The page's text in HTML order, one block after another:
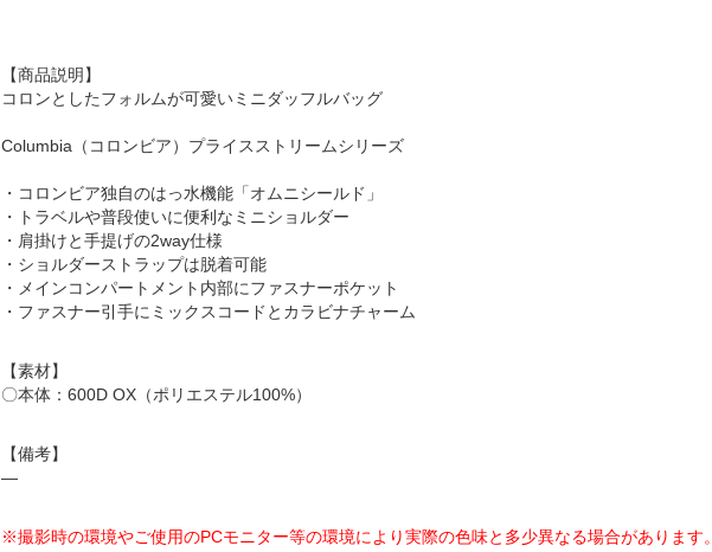
【商品説明】
コロンとしたフォルムが可愛いミニダッフルバッグ
Columbia（コロンビア）プライスストリームシリーズ
・コロンビア独自のはっ水機能「オムニシールド」
・トラベルや普段使いに便利なミニショルダー
・肩掛けと手提げの2way仕様
・ショルダーストラップは脱着可能
・メインコンパートメント内部にファスナーポケット
・ファスナー引手にミックスコードとカラビナチャーム
【素材】
〇本体：600D OX（ポリエステル100%）
【備考】
―
※撮影時の環境やご使用のPCモニター等の環境により実際の色味と多少異なる場合があります。